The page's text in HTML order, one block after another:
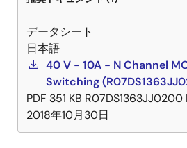
データシート
日本語
40 V - 10A - N Channel
Switching
PDF 351 KB R07DS1363JJ0200
2018年10月30日